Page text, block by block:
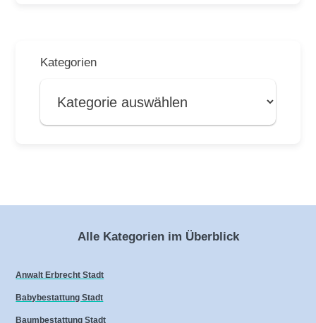
Kategorien
Alle Kategorien im Überblick
Anwalt Erbrecht Stadt
Babybestattung Stadt
Baumbestattung Stadt